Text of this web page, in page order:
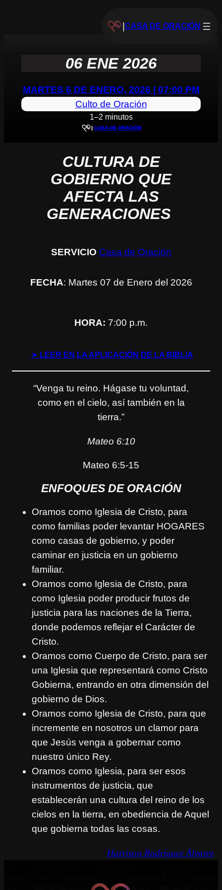
|CASA DE ORACIÓN
06 ENE 2026
MARTES 6 DE ENERO, 2026 | 07:00 PM
Culto de Oración
1–2 minutos
| CASA DE ORACIÓN
CULTURA DE
GOBIERNO QUE
AFECTA LAS
GENERACIONES
SERVICIO Casa de Oración
FECHA: Martes 07 de Enero del 2026
HORA: 7:00 p.m.
➤ LEER EN LA APLICACIÓN DE LA BIBLIA
“Venga tu reino. Hágase tu voluntad,
como en el cielo, así también en la
tierra.”
Mateo 6:10
Mateo 6:5-15
ENFOQUES DE ORACIÓN
Oramos como Iglesia de Cristo, para
como familias poder levantar HOGARES
como casas de gobierno, y poder
caminar en justicia en un gobierno
familiar.
Oramos como Iglesia de Cristo, para
como Iglesia poder producir frutos de
justicia para las naciones de la Tierra,
donde podemos reflejar el Carácter de
Cristo.
Oramos como Cuerpo de Cristo, para ser
una Iglesia que representará como Cristo
Gobierna, entrando en otra dimensión del
gobierno de Dios.
Oramos como Iglesia de Cristo, para que
incremente en nosotros un clamor para
que Jesús venga a gobernar como
nuestro único Rey.
Oramos como Iglesia, para ser esos
instrumentos de justicia, que
establecerán una cultura del reino de los
cielos en la tierra, en obediencia de Aquel
que gobierna todas las cosas.
Harrison Rodríguez Álvarez